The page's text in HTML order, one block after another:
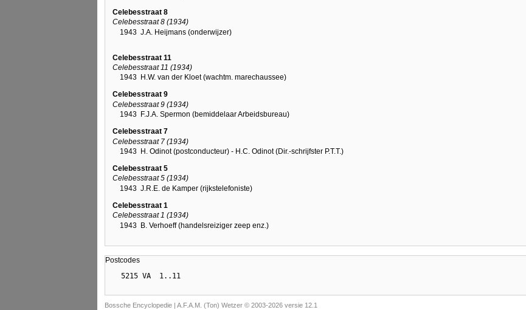
Celebesstraat 8
Celebesstraat 8 (1934)
1943 J.A. Heijmans (onderwijzer)
Celebesstraat 11
Celebesstraat 11 (1934)
1943 H.W. van der Kloet (wachtm. marechaussee)
Celebesstraat 9
Celebesstraat 9 (1934)
1943 F.J.A. Spermon (bemiddelaar Arbeidsbureau)
Celebesstraat 7
Celebesstraat 7 (1934)
1943 H. Odinot (postconducteur) - H.C. Odinot (Dir.-schrijfster P.T.T.)
Celebesstraat 5
Celebesstraat 5 (1934)
1943 J.R.E. de Kamper (rijkstelefoniste)
Celebesstraat 1
Celebesstraat 1 (1934)
1943 B. Verhoeff (handelsreiziger zeep enz.)
Postcodes
Bossche Encyclopedie | A.F.A.M. (Ton) Wetzer © 2003-2026 versie 12.1